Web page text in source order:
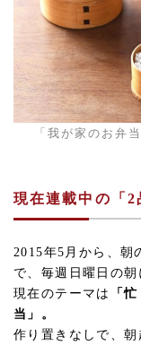
「我が家のお
現在連載中の「2
2015年5月から、朝
で、毎週日曜日の朝
現在のテーマは
「
当」。
作り置きなしで、朝